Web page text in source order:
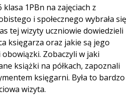
klasa 1PBn na zajęciach z
i społecznego wybrała się
tej wizyty uczniowie dowiedzieli
księgarza oraz jakie są jego
Zobaczyli w jaki
książki na półkach, zapoznali
księgarni. Była to bardzo
wizyta.